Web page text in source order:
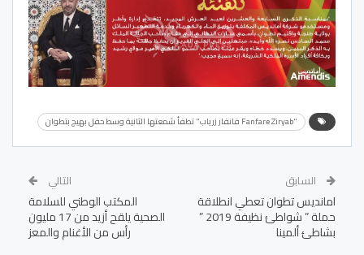
"Fanfare Ziryab فانفار زرياب" تطفأ شمعتها الثانية وسط حفل بهيج بتطوان
السابق
امانديس تطوان تعطي انطلاقة
حملة ” شواطئ نظيفة 2019 ”
بشاطئ ألمينا
التالي
المكتب الوطني للسلامة
الصحية يلقح أزيد من 17 مليون
رأس من الأغنام والمعز